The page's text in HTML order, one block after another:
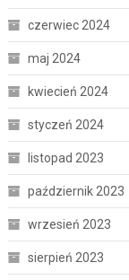
czerwiec 2024
maj 2024
kwiecień 2024
styczeń 2024
listopad 2023
październik 2023
wrzesień 2023
sierpień 2023